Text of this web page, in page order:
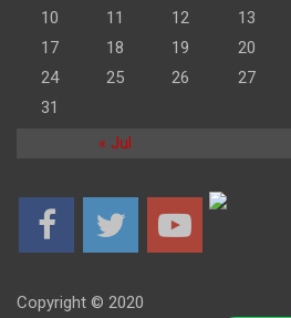
« Jul
10
11 12 13
17
18 19 20
24
25 26 27
31
Copyright © 2020